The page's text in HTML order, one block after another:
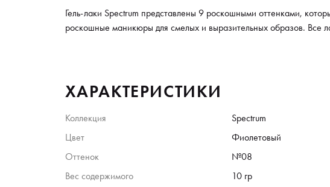
Гель-лаки Spectrum представлены 9 роскошными оттенками,
роскошные маникюры для смелых и выразительных образов. Все
ХАРАКТЕРИСТИКИ
Коллекция Spectrum
Цвет
Фиолетовый
Оттенок
№08
Вес содержимого
10 гр